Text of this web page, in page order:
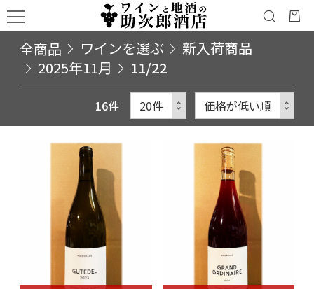
全商品 ワインを選ぶ
新入荷商品
2025年11月
11/22
16件